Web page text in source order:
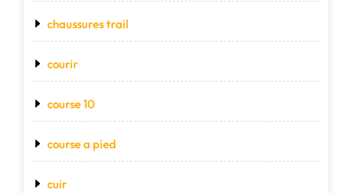
chaussures trail
courir
course 10
course a pied
cuir